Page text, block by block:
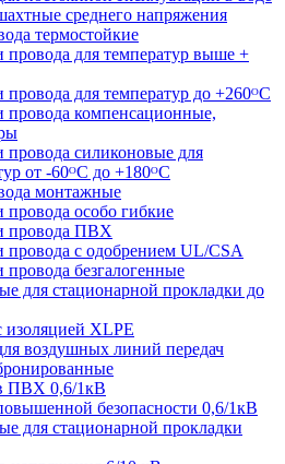
среднего напряжения
термостойкие
провода для температур выше +
провода для температур до +260ᴼС
провода компенсационные,
провода силиконовые для
от -60ᴼC до +180ᴼС
монтажные
провода особо гибкие
провода ПВХ
провода с одобрением UL/CSA
провода безгалогенные
для стационарной прокладки до
изоляцией XLPE
воздушных линий передач
ПВХ 0,6/1кВ
безопасности 0,6/1кВ
для стационарной прокладки